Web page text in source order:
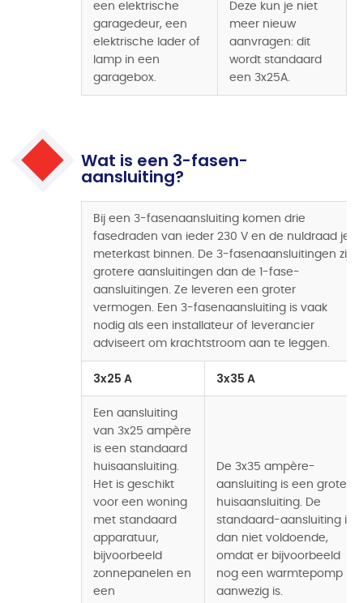
een elektrische
garagedeur, een
elektrische lader of
lamp in een
garagebox.
Deze kun je niet
meer nieuw
aanvragen: dit
wordt standaard
een 3x25A.
Wat is een 3-fasen-
aansluiting?
Bij een 3-fasenaansluiting komen drie
fasedraden van ieder 230 V en de nuldraad je
meterkast binnen. De 3-fasenaansluitingen zijn
grotere aansluitingen dan de 1-fase-
aansluitingen. Ze leveren een groter
vermogen. Een 3-fasenaansluiting is vaak
nodig als een installateur of leverancier
adviseert om krachtstroom aan te leggen.
3x25 A 3x35 A
Een aansluiting
van 3x25 ampère
is een standaard
huisaansluiting.
Het is geschikt
voor een woning
met standaard
apparatuur,
bijvoorbeeld
zonnepanelen en
een
De 3x35 ampère-
aansluiting is een grote
huisaansluiting. De
standaard-aansluiting is
dan niet voldoende,
omdat er bijvoorbeeld
nog een warmtepomp
aanwezig is.